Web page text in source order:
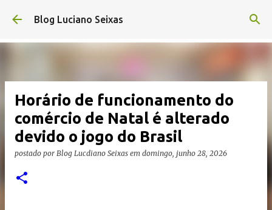
Pular para o conteúdo principal
Blog Luciano Seixas
Horário de funcionamento do
comércio de Natal é alterado
devido o jogo do Brasil
postado por Blog Lucdiano Seixas em domingo, junho 28, 2026